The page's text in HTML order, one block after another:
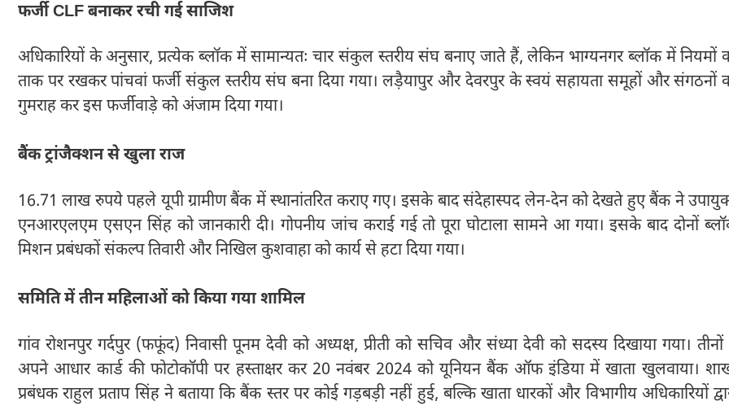
फर्जी CLF बनाकर रची गई साजिश
अधिकारियों के अनुसार, प्रत्येक ब्लॉक में सामान्यतः चार संकुल स्तरीय संघ बनाए जाते हैं, लेकिन भाग्यनगर ब्लॉक में नियमों
ताक पर रखकर पांचवां फर्जी संकुल स्तरीय संघ बना दिया गया। लड़ैयापुर और देवरपुर के स्वयं सहायता समूहों और संगठनों
गुमराह कर इस फर्जीवाड़े को अंजाम दिया गया।
बैंक ट्रांजैक्शन से खुला राज
16.71 लाख रुपये पहले यूपी ग्रामीण बैंक में स्थानांतरित कराए गए। इसके बाद संदेहास्पद लेन-देन को देखते हुए बैंक ने
एनआरएलएम एसएन सिंह को जानकारी दी। गोपनीय जांच कराई गई तो पूरा घोटाला सामने आ गया। इसके बाद दोनों
मिशन प्रबंधकों संकल्प तिवारी और निखिल कुशवाहा को कार्य से हटा दिया गया।
समिति में तीन महिलाओं को किया गया शामिल
गांव रोशनपुर गर्दपुर (फफूंद) निवासी पूनम देवी को अध्यक्ष, प्रीती को सचिव और संध्या देवी को सदस्य दिखाया गया।
अपने आधार कार्ड की फोटोकॉपी पर हस्ताक्षर कर 20 नवंबर 2024 को यूनियन बैंक ऑफ इंडिया में खाता खुलवाया।
प्रबंधक राहुल प्रताप सिंह ने बताया कि बैंक स्तर पर कोई गड़बड़ी नहीं हुई, बल्कि खाता धारकों और विभागीय अधिकारियों